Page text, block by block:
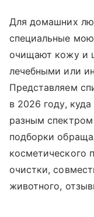
Для домашних
специальные
очищают кожу и
лечебными или
Представляем
в 2026 году,
разным
подборки
косметического
очистки,
животного,